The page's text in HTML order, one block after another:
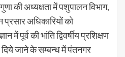
की अध्यक्षता में पशुपालन विभाग,
अधिकारियों को
में पूर्व की भांति द्विवर्षीय प्रशिक्षण
दिये जाने के सम्बन्ध में पंतनगर